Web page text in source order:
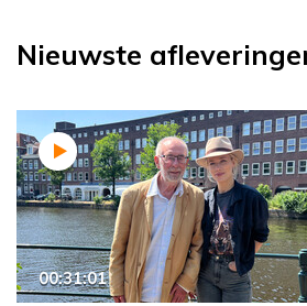
Nieuwste
00:31:01